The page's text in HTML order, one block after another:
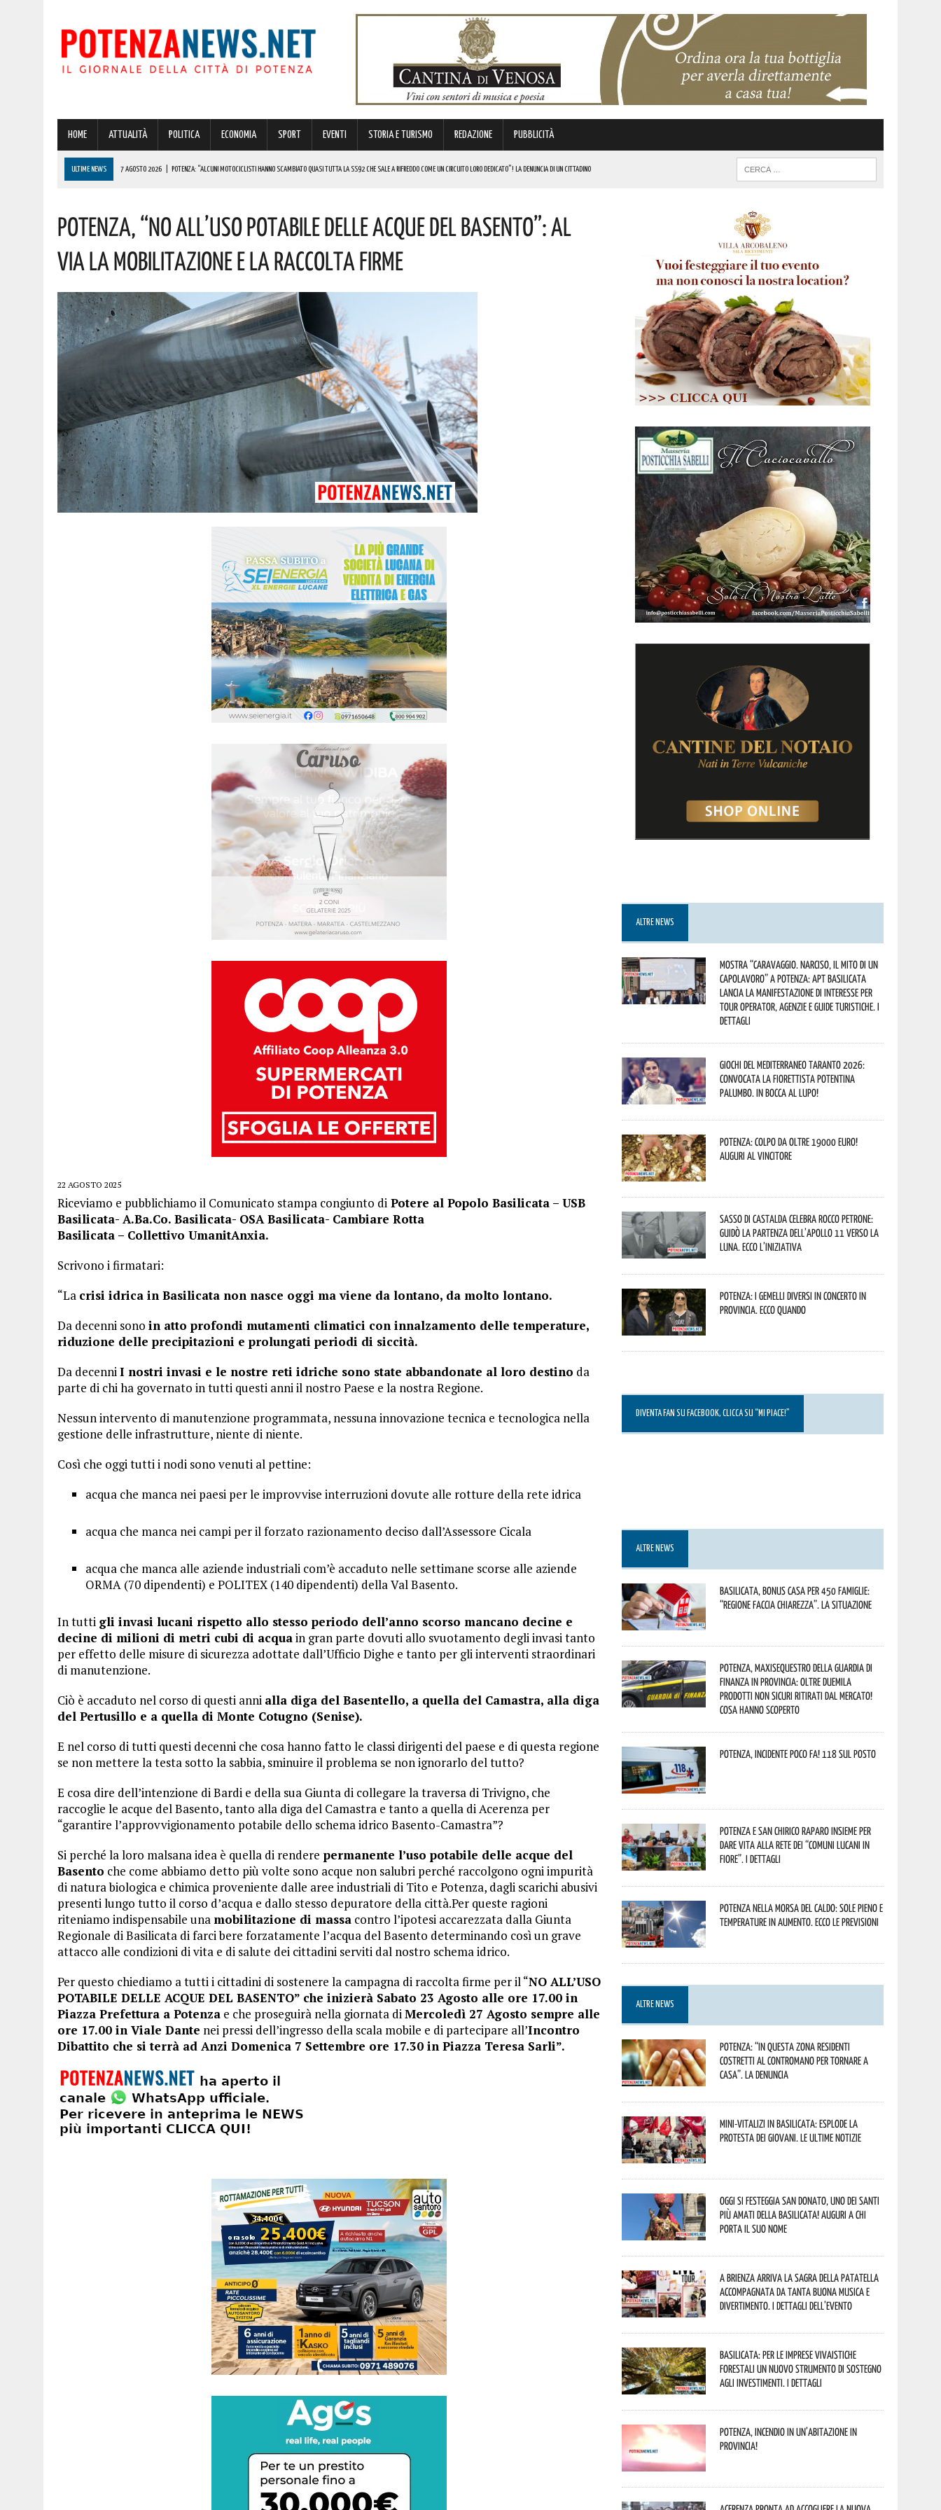
HOME ATTUALITÀ POLITICA ECONOMIA SPORT EVENTI STORIA E TURISMO REDAZIONE PUBBLICITÀ
ULTIME NEWS 7 AGOSTO 2026 POTENZA: “ALCUNI MOTOCICLISTI HANNO SCAMBIATO QUASI TUTTA LA SS92 CHE SALE A RIFREDDO COME UN CIRCUITO LORO DEDICATO”! LA DENUNCIA DI UN CITTADINO
A CARBONE SPICCA IL TARTUFO BIANCO: COSÌ L’ALSIA LANCIA UN AVVISO PUBBLICO PER VALORIZZARLO RIVOLTO A GRAFICI, DESIGNER PROFESSIONISTI E STUDENTI. I DETTAGLI
7 AGOSTO 2026 | DALLA REGIONE VIA LIBERA ALLA REALIZZAZIONE A PICERNO E MELFI DI SISTEMI DI ACCUMULO DI ENERGIA ELETTRICA A BATTERIE. I DETTAGLI
7 AGOSTO 2026 | BENZINA ANNACQUATA E GASOLIO SPORCO, UN IMPIANTO SU CINQUE NON È IN REGOLA: “IL PROBLEMA RIGUARDA L’INTERO TERRITORIO NAZIONALE”! I DETTAGLI
Potenza, “no All’uso Potabile Delle Acque Del Basento”: Al
Via La Mobilitazione E La Raccolta Firme
22 AGOSTO 2025
Riceviamo e pubblichiamo il Comunicato stampa congiunto di Potere al Popolo Basilicata – USB
Basilicata- A.Ba.Co. Basilicata- OSA Basilicata- Cambiare Rotta
Basilicata – Collettivo UmanitAnxia.
Scrivono i firmatari:
“La crisi idrica in Basilicata non nasce oggi ma viene da lontano, da molto lontano.
Da decenni sono in atto profondi mutamenti climatici con innalzamento delle temperature,
riduzione delle precipitazioni e prolungati periodi di siccità.
Da decenniI nostri invasi e le nostre reti idriche sono state abbandonate al loro destino da
parte di chi ha governato in tutti questi anni il nostro Paese e la nostra Regione.
Nessun intervento di manutenzione programmata, nessuna innovazione tecnica e tecnologica nella
gestione delle infrastrutture, niente di niente.
Così che oggi tutti i nodi sono venuti al pettine:
acqua che manca nei paesi per le improvvise interruzioni dovute alle rotture della rete idrica
acqua che manca nei campi per il forzato razionamento deciso dall’Assessore Cicala
acqua che manca alle aziende industriali com’è accaduto nelle settimane scorse alle aziende
ORMA (70 dipendenti) e POLITEX (140 dipendenti) della Val Basento.
In tutti gli invasi lucani rispetto allo stesso periodo dell’anno scorso mancano decine e
decine di milioni di metri cubi di acquain gran parte dovuti allo svuotamento degli invasi tanto
per effetto delle misure di sicurezza adottate dall’Ufficio Dighe e tanto per gli interventi straordinari
di manutenzione.
Ciò è accaduto nel corso di questi anni alla diga del Basentello, a quella del Camastra, alla diga
del Pertusillo e a quella di Monte Cotugno (Senise).
E nel corso di tutti questi decenni che cosa hanno fatto le classi dirigenti del paese e di questa regione
se non mettere la testa sotto la sabbia, sminuire il problema se non ignorarlo del tutto?
E cosa dire dell’intenzione di Bardi e della sua Giunta di collegare la traversa di Trivigno, che
raccoglie le acque del Basento, tanto alla diga del Camastra e tanto a quella di Acerenza per
“garantire l’approvvigionamento potabile dello schema idrico Basento-Camastra”?
Si perché la loro malsana idea è quella di rendere permanente l’uso potabile delle acque del
Basento che come abbiamo detto più volte sono acque non salubri perché raccolgono ogni impurità
di natura biologica e chimica proveniente dalle aree industriali di Tito e Potenza, dagli scarichi abusivi
presenti lungo tutto il corso d’acqua e dallo stesso depuratore della città.Per queste ragioni
riteniamo indispensabile una mobilitazione di massa contro l’ipotesi accarezzata dalla Giunta
Regionale di Basilicata di farci bere forzatamente l’acqua del Basento determinando così un grave
attacco alle condizioni di vita e di salute dei cittadini serviti dal nostro schema idrico.
Per questo chiediamo a tutti i cittadini di sostenere la campagna di raccolta firme per il “NO ALL’USO
POTABILE DELLE ACQUE DEL BASENTO” che inizierà Sabato 23 Agosto alle ore 17.00 in
Piazza Prefettura a Potenza e che proseguirà nella giornata diMercoledì 27 Agosto sempre alle
ore 17.00 in Viale Dante nei pressi dell’ingresso della scala mobile e di partecipare all’Incontro
Dibattito che si terrà ad Anzi Domenica 7 Settembre ore 17.30 in Piazza Teresa Sarli”.
ALTRE NEWS
Mostra “Caravaggio. Narciso, il mito di un
capolavoro” a Potenza: APT Basilicata
lancia la manifestazione di interesse per
Tour Operator, Agenzie e Guide Turistiche. I
dettagli
Giochi del Mediterraneo Taranto 2026:
convocata la fiorettista potentina
Palumbo. In bocca al lupo!
Potenza: colpo da oltre 19000 Euro!
Auguri al vincitore
Sasso di Castalda celebra Rocco Petrone:
guidò la partenza dell’Apollo 11 verso la
Luna. Ecco l’iniziativa
Potenza: i Gemelli DiVersi in concerto in
provincia. Ecco quando
DIVENTA FAN SU FACEBOOK, CLICCA SU “MI PIACE!”
ALTRE NEWS
Basilicata, Bonus casa per 450 famiglie:
“Regione faccia chiarezza”. La situazione
Potenza, maxisequestro della Guardia di
Finanza in provincia: oltre duemila
prodotti non sicuri ritirati dal mercato!
Cosa hanno scoperto
Potenza, incidente poco fa! 118 sul posto
Potenza e San Chirico Raparo insieme per
dare vita alla rete dei “Comuni Lucani in
Fiore”. I dettagli
Potenza nella morsa del caldo: sole pieno e
temperature in aumento. Ecco le previsioni
ALTRE NEWS
Potenza: “In questa zona residenti
costretti al contromano per tornare a
casa”. La denuncia
Mini-vitalizi in Basilicata: esplode la
protesta dei giovani. Le ultime notizie
Oggi si festeggia San Donato, uno dei Santi
più amati della Basilicata! Auguri a chi
porta il suo nome
A Brienza arriva la Sagra della Patatella
accompagnata da tanta buona musica e
divertimento. I dettagli dell’evento
Basilicata: per le imprese vivaistiche
forestali un nuovo strumento di sostegno
agli investimenti. I dettagli
Potenza, incendio in un’abitazione in
provincia!